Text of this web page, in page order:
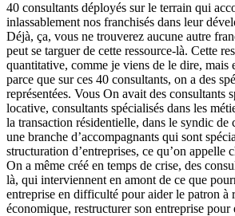
40 consultants déployés sur le terrain qui
inlassablement nos franchisés dans leur
Déjà, ça, vous ne trouverez aucune autre
peut se targuer de cette ressource-là. Cette
quantitative, comme je viens de le dire, mais
parce que sur ces 40 consultants, on a des
représentées. Vous On avait des consultants
locative, consultants spécialisés dans les
la transaction résidentielle, dans le syndic de
une branche d’accompagnants qui sont
structuration d’entreprises, ce qu’on appelle
On a même créé en temps de crise, des
là, qui interviennent en amont de ce que
entreprise en difficulté pour aider le patron à
économique, restructurer son entreprise pour